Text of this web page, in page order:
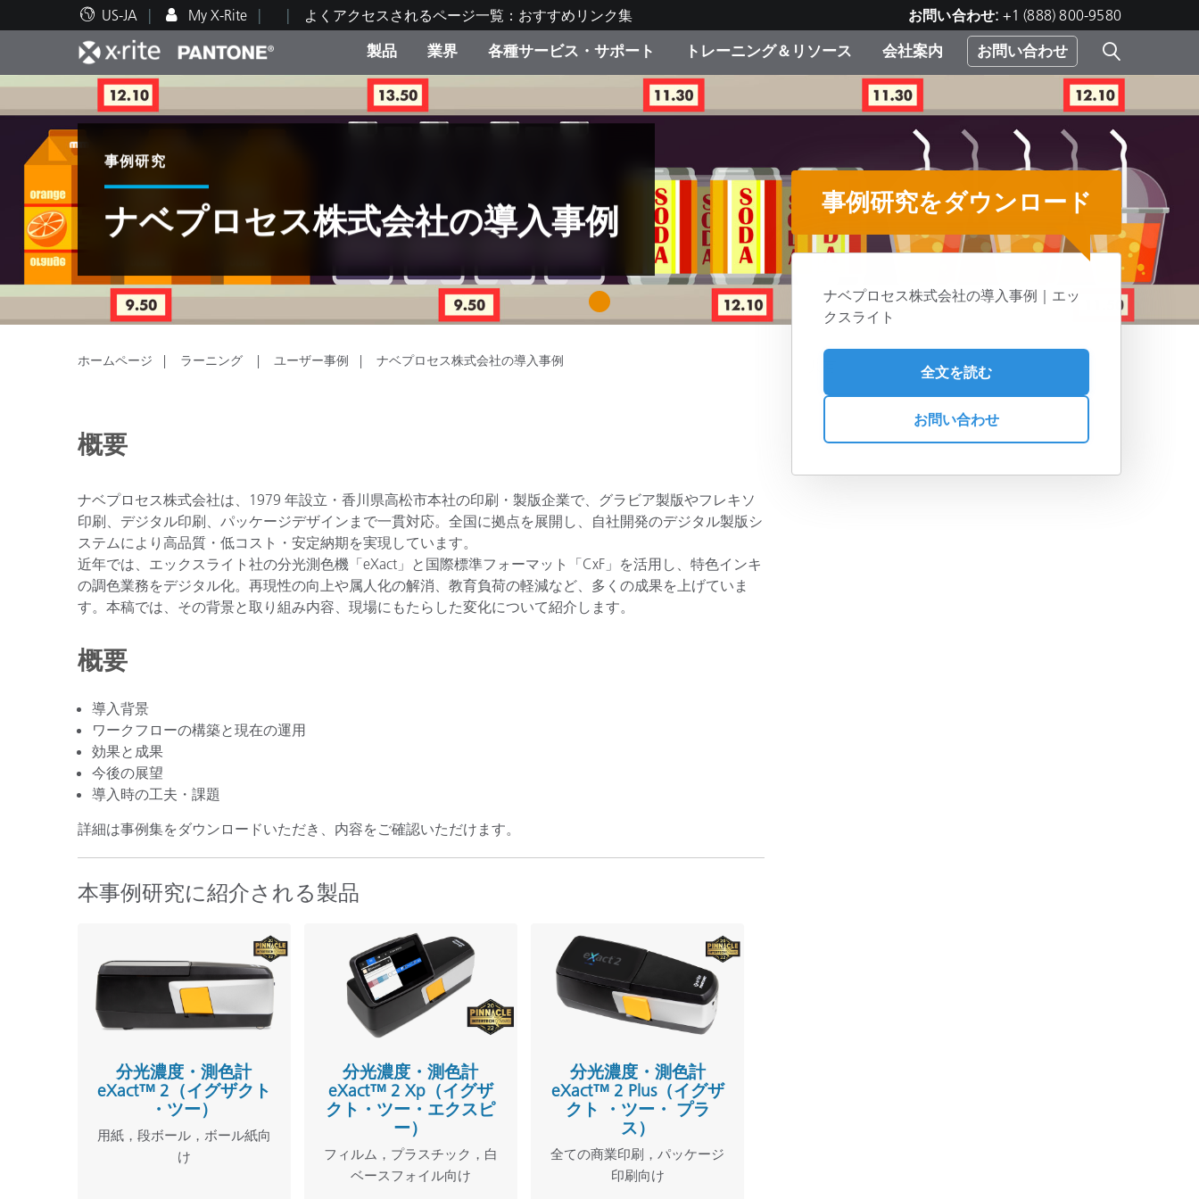
US-JA My X-Rite よくアクセスされるページ一覧：おすすめリンク集 お問い合わせ: +1 (888) 800-9580
製品
人気製品ランキング カテゴリ別
生産終了製品：アップグレー
ド製品を検索
キャンペーン
機材貸出サービス（無料）
業界
印刷＆パッケージ印刷 塗料・塗装
ディスプレイメーカー＆プリ
ンターメーカー対象 OEM ソ
消費者向け製品パッケージ
食品の測色
耐久消費財
各種サービス・サポート
テクニカルサポート 修理の流れ・サービス一覧 弊社へのお問い合わせ
トレーニング＆リソース
教育関連資料 トレーニング
ブランド体験センター
X-Riteラーニングセンター
製品リスト（旧製品も含む）
その他のリソース
会社案内 お問い合わせ
事例研究
ナベプロセス株式会社の導入事例
1
ホームページ ラーニング ユーザー事例 ナベプロセス株式会社の導入事例
概要
ナベプロセス株式会社は、1979 年設立・香川県高松市本社の印刷・製版企業で、グラビア製版やフレキソ
印刷、デジタル印刷、パッケージデザインまで一貫対応。全国に拠点を展開し、自社開発のデジタル製版シ
ステムにより高品質・低コスト・安定納期を実現しています。
近年では、エックスライト社の分光測色機「eXact」と国際標準フォーマット「CxF」を活用し、特色インキ
の調色業務をデジタル化。再現性の向上や属人化の解消、教育負荷の軽減など、多くの成果を上げていま
す。本稿では、その背景と取り組み内容、現場にもたらした変化について紹介します。
概要
導入背景
ワークフローの構築と現在の運用
効果と成果
今後の展望
導入時の工夫・課題
詳細は事例集をダウンロードいただき、内容をご確認いただけます。
本事例研究に紹介される製品
分光濃度・測色計
eXact™ 2（イグザクト
・ツー）
用紙，段ボール，ボール紙向
け
分光濃度・測色計
eXact™ 2 Xp（イグザ
クト・ツー・エクスピ
ー）
フィルム，プラスチック，白
ベースフォイル向け
分光濃度・測色計
eXact™ 2 Plus（イグザ
クト ・ツー・ プラ
ス）
全ての商業印刷，パッケージ
印刷向け
事例研究をダウンロード
ナベプロセス株式会社の導入事例｜エッ
クスライト
全文を読む
お問い合わせ